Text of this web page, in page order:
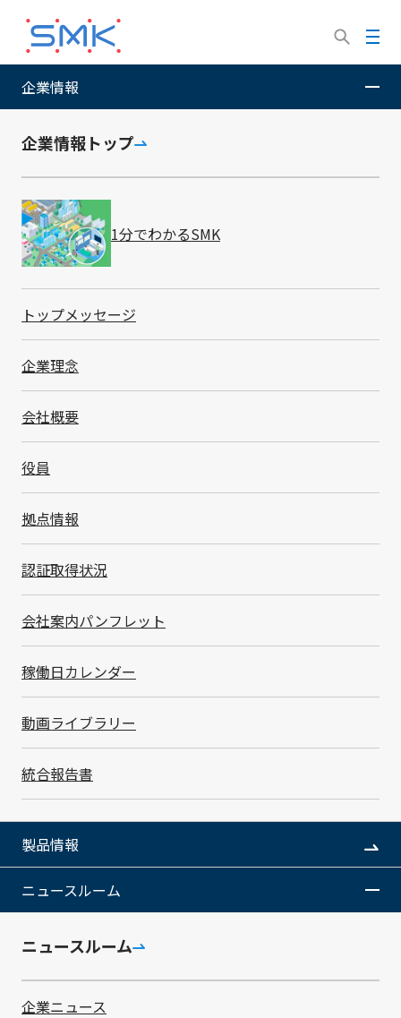
企業情報
企業情報トップ
1分でわかるSMK
トップメッセージ
企業理念
会社概要
役員
拠点情報
認証取得状況
会社案内パンフレット
稼働日カレンダー
動画ライブラリー
統合報告書
製品情報
ニュースルーム
ニュースルーム
企業ニュース
SMK株式会社
情報
セキュリティ・知的財産
情報セキュリティ・知的財産
情報管理
電子情報セキュリティの強化
知的財産の保護と活用
情報管理
体制
連法令の遵守を重要な経営課題として認識しています。
この課題に対応するため、CSR・サステナビリティ委員
会の傘下に営業秘密管理委員会（委員長：副社長）を設
営業秘密管理
当社が保有する技術上または営業上の重要な秘密情報の
保護・管理を徹底するため、「営業秘密管理規程」およ
び「営業秘密管理運営基準」を制定しています。
営業秘密管理規程では、営業秘密および企業秘密の適切
な活用、漏洩防止、法令遵守を定めており、営業秘密管
理運営基準ではその具体的な管理方法を定めています。
その定めに基づき、重要な秘密情報の管理に努めていま
す。
また、入社時の研修に「営業秘密・企業秘密の管理」を
組み込み、社員一人ひとりの意識向上に努めています。